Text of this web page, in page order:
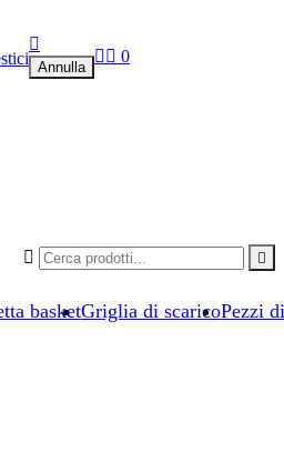
basketGriglia di scaricoPezzi
 

Annulla
  0